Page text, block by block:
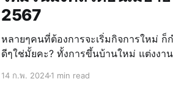
2567
หลายๆคนที่ต้องการจะเริ่มกิจการใหม่ ก็
ดีๆใช่มั้ยคะ? ทั้งการขึ้นบ้านใหม่ แต่งงา
14 ก.พ. 20241 min read